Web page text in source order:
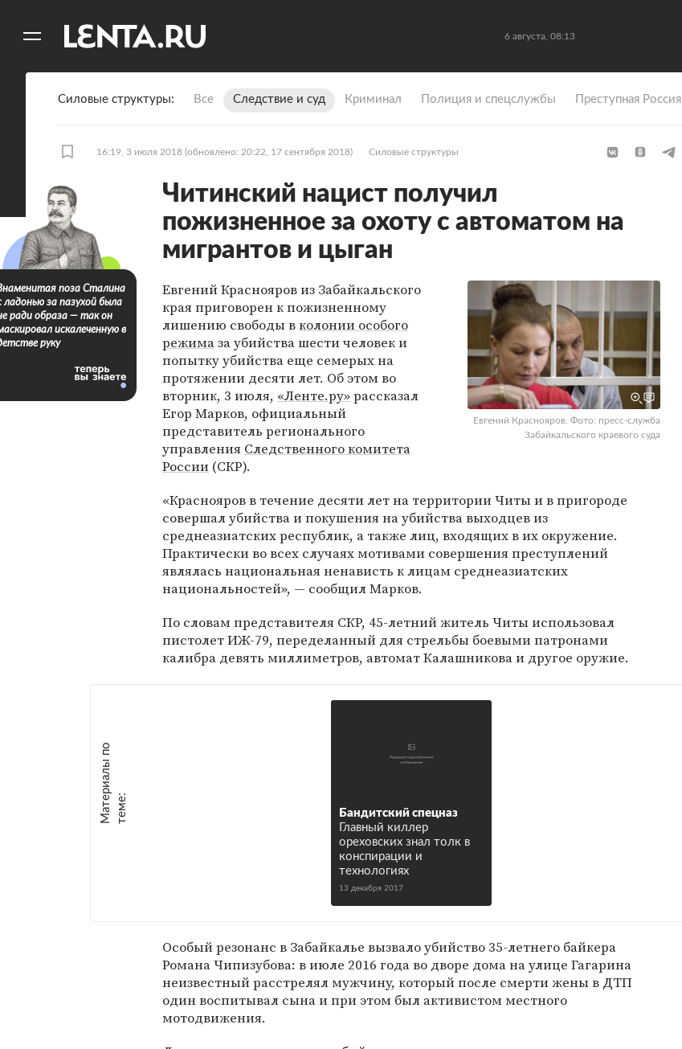
6 августа, 08:13
Силовые структуры Все Следствие и суд Криминал Полиция и спецслужбы Преступная Россия
16:19, 3 июля 2018 (обновлено: 20:22, 17 сентября 2018) Силовые структуры
Читинский нацист получил
пожизненное за охоту с автоматом на
мигрантов и цыган
Евгений Краснояров. Фото: пресс-служба
Забайкальского краевого суда
Евгений Краснояров из Забайкальского
края приговорен к пожизненному
лишению свободы вколонии особого
режимаза убийства шести человек и
попытку убийства еще семерых на
протяжении десяти лет. Об этом во
вторник, 3 июля, «Ленте.ру»рассказал
Егор Марков, официальный
представитель регионального
управления Следственного комитета
России (СКР).
«Краснояров в течение десяти лет на территории Читы и в пригороде
совершал убийства и покушения на убийства выходцев из
среднеазиатских республик, а также лиц, входящих в их окружение.
Практически во всех случаях мотивами совершения преступлений
являлась национальная ненависть к лицам среднеазиатских
национальностей», — сообщил Марков.
По словам представителя СКР, 45-летний житель Читы использовал
пистолет ИЖ-79, переделанный для стрельбы боевыми патронами
калибра девять миллиметров, автомат Калашникова и другое оружие.
М
а
т е
р
и
а
л
ы
п
о
т
е
м
е :
Бандитский спецназ
Главный киллер
ореховских знал толк в
конспирации и
технологиях
13 декабря 2017
Особый резонанс в Забайкалье вызвало убийство 35-летнего байкера
Романа Чипизубова: в июле 2016 года во дворе дома на улице Гагарина
неизвестный расстрелял мужчину, который после смерти жены в ДТП
один воспитывал сына и при этом был активистом местного
мотодвижения.
поза Сталина
ладонью за пазухой была
ради образа — так он
искалеченную в
руку